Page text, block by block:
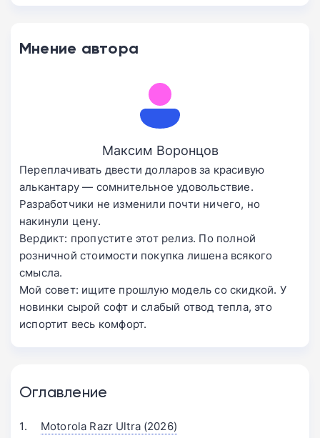
Мнение автора
Максим Воронцов
Переплачивать двести долларов за красивую
алькантару — сомнительное удовольствие.
Разработчики не изменили почти ничего, но
накинули цену.
Вердикт: пропустите этот релиз. По полной
розничной стоимости покупка лишена всякого
смысла.
Мой совет: ищите прошлую модель со скидкой. У
новинки сырой софт и слабый отвод тепла, это
испортит весь комфорт.
Оглавление
Motorola Razr Ultra (2026)